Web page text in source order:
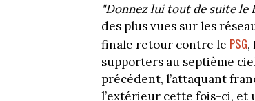
"Donnez lui tout de suite le
des plus vues sur les
finale retour contre le PSG,
supporters au septième
précédent, l’attaquant
l’extérieur cette fois-ci, et